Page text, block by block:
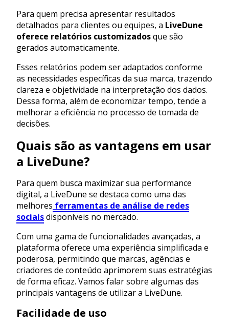
Para quem precisa apresentar resultados
detalhados para clientes ou equipes, a LiveDune
oferece relatórios customizadosque são
gerados automaticamente.
Esses relatórios podem ser adaptados conforme
as necessidades específicas da sua marca, trazendo
clareza e objetividade na interpretação dos dados.
Dessa forma, além de economizar tempo, tende a
melhorar a eficiência no processo de tomada de
decisões.
Quais são as vantagens em usar
a LiveDune?
Para quem busca maximizar sua performance
digital, a LiveDune se destaca como uma das
melhores ferramentas de análise de redes
sociaisdisponíveis no mercado.
Com uma gama de funcionalidades avançadas, a
plataforma oferece uma experiência simplificada e
poderosa, permitindo que marcas, agências e
criadores de conteúdo aprimorem suas estratégias
de forma eficaz. Vamos falar sobre algumas das
principais vantagens de utilizar a LiveDune.
Facilidade de uso